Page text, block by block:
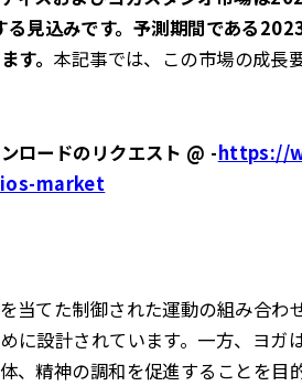
見込みです。予測期間である
す。 本記事では、この市場の成長
ロードのリクエスト @ -https://
market
てた制御された運動の組み合わ
に設計されています。一方、ヨガ
精神の調和を促進することを目